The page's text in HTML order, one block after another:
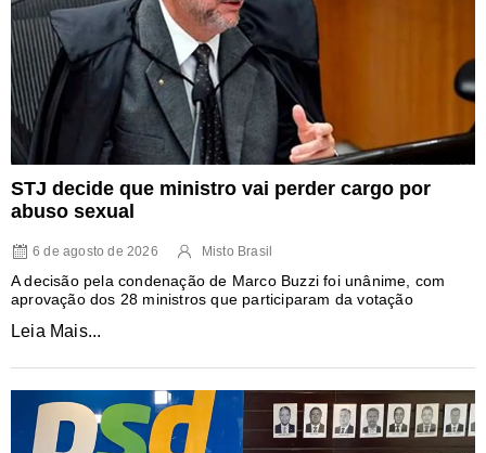
STJ decide que ministro vai perder cargo por
abuso sexual
6 de agosto de 2026 Misto Brasil
A decisão pela condenação de Marco Buzzi foi unânime, com
aprovação dos 28 ministros que participaram da votação
Leia Mais...